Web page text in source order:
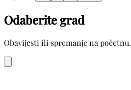
Odaberite grad
Obavijesti ili spremanje na početnu.